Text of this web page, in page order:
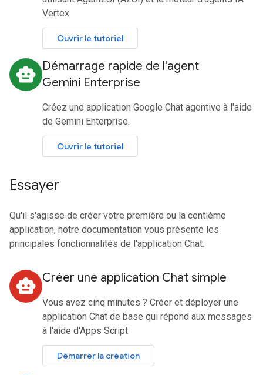
Vertex.
Ouvrir le tutoriel
smart_toy Démarrage rapide de l'agent
Gemini Enterprise
Créez une application Google Chat agentive à l'aide
de Gemini Enterprise.
Ouvrir le tutoriel
Essayer
Qu'il s'agisse de créer votre première ou la centième
application, notre documentation vous présente les
principales fonctionnalités de l'application Chat.
smart_toy Créer une application Chat simple
Vous avez cinq minutes ? Créer et déployer une
application Chat de base qui répond aux messages
à l'aide d'Apps Script
Démarrer la création